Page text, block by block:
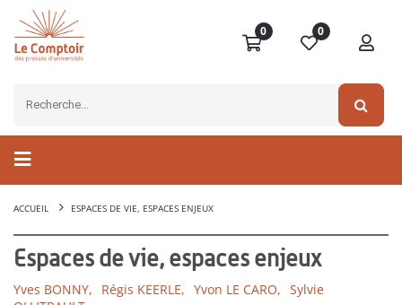
0 0
ACCUEIL ESPACES DE VIE, ESPACES ENJEUX
Espaces de vie, espaces enjeux
Yves BONNY, Régis KEERLE, Yvon LE CARO, Sylvie